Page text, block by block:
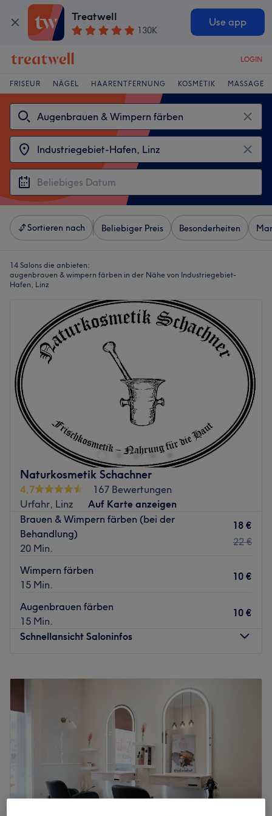
Treatwell
130K
Use app
LOGIN
FRISEUR NÄGEL HAARENTFERNUNG KOSMETIK MASSAGE
Sortieren nach Beliebiger Preis Besonderheiten
14 Salons die anbieten:
augenbrauen & wimpern färben in der Nähe von Industriegebiet-
Hafen, Linz
Naturkosmetik Schachner
4,7
167 Bewertungen
Urfahr, Linz
Auf Karte anzeigen
Brauen & Wimpern färben (bei der
Behandlung)
20 Min.
18 €
22 €
Wimpern färben
15 Min.
10 €
Augenbrauen färben
15 Min.
10 €
Schnellansicht Saloninfos
09:00
09:00
10:00 –
Geschlossen
Öffnungszeiten zum Einkaufen: